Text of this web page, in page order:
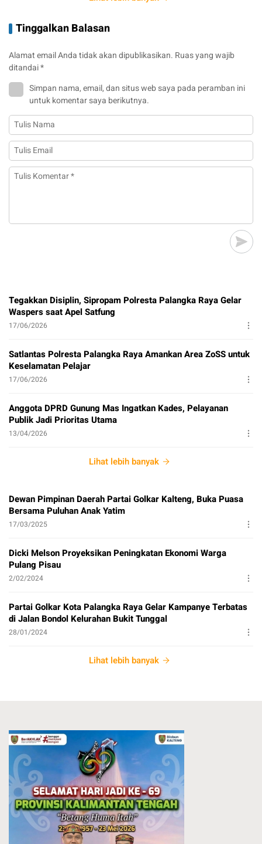
Tinggalkan Balasan
Alamat email Anda tidak akan dipublikasikan. Ruas yang wajib
ditandai*
Simpan nama, email, dan situs web saya pada peramban ini
untuk komentar saya berikutnya.
Tegakkan Disiplin, Sipropam Polresta Palangka Raya Gelar
Waspers saat Apel Satfung
17/06/2026
Satlantas Polresta Palangka Raya Amankan Area ZoSS untuk
Keselamatan Pelajar
17/06/2026
Anggota DPRD Gunung Mas Ingatkan Kades, Pelayanan
Publik Jadi Prioritas Utama
13/04/2026
Lihat lebih banyak
Dewan Pimpinan Daerah Partai Golkar Kalteng, Buka Puasa
Bersama Puluhan Anak Yatim
17/03/2025
Dicki Melson Proyeksikan Peningkatan Ekonomi Warga
Pulang Pisau
2/02/2024
Partai Golkar Kota Palangka Raya Gelar Kampanye Terbatas
di Jalan Bondol Kelurahan Bukit Tunggal
28/01/2024
Lihat lebih banyak